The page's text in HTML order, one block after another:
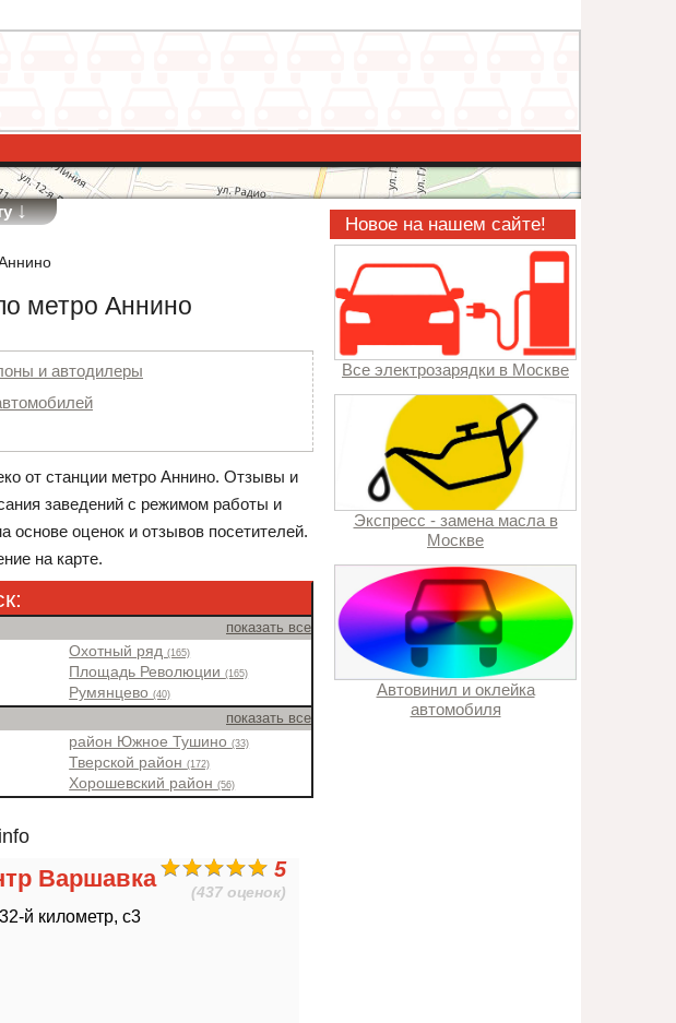
↓
метро Аннино
и автодилеры
от станции метро Аннино. Отзывы и
заведений с режимом работы и
оценок и отзывов посетителей.
на карте.
показать все
Охотный ряд(165)
Площадь Революции(165)
Румянцево(40)
показать все
район Южное Тушино(33)
Тверской район(172)
Хорошевский район(56)
5
(437 оценок)
Варшавка
й километр, с3
Новое на нашем сайте!
Все электрозарядки в Москве
Экспресс - замена масла в
Москве
Автовинил и оклейка
автомобиля